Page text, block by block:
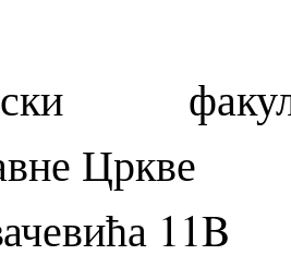
Цркве
11B